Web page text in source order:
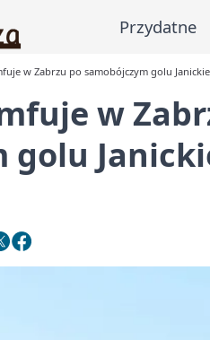
Przydatne
w Zabrzu po samobójczym golu
w
golu